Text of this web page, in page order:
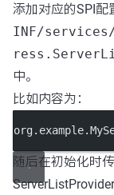
添加对应的SPI配
INF/
中。
比如内容为：
随后在初始化时